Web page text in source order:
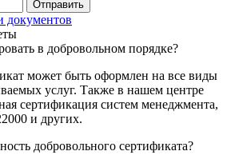
документов
в добровольном порядке?
может быть оформлен на все виды
услуг. Также в нашем центре
сертификация систем менеджмента,
и других.
добровольного сертификата?